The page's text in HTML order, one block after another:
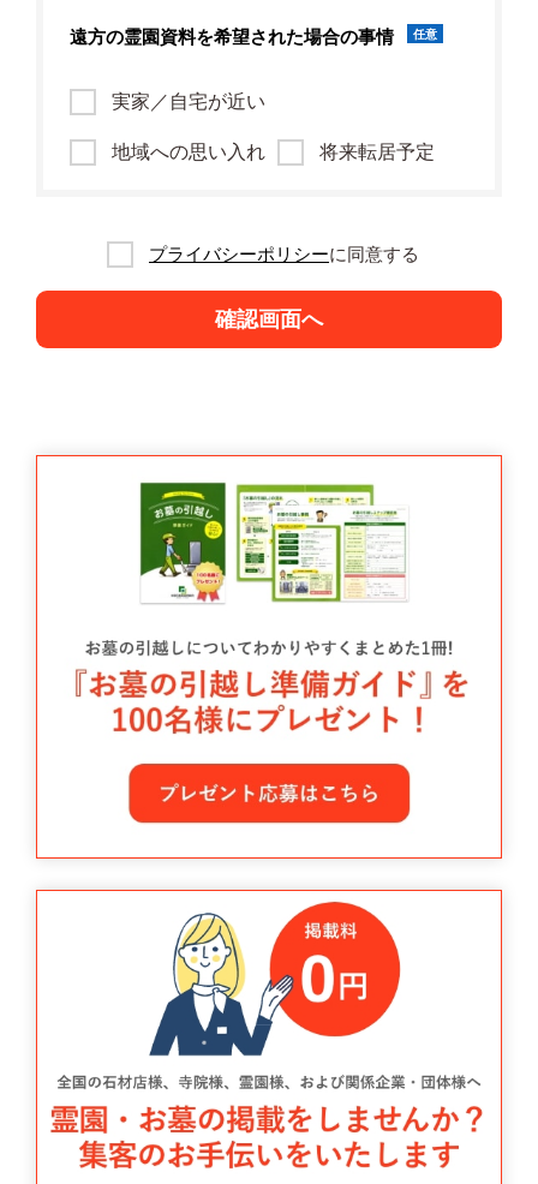
遠方の霊園資料を希望された場合の事情 任意
実家／自宅が近い
地域への思い入れ 将来転居予定
プライバシーポリシーに同意する
確認画面へ